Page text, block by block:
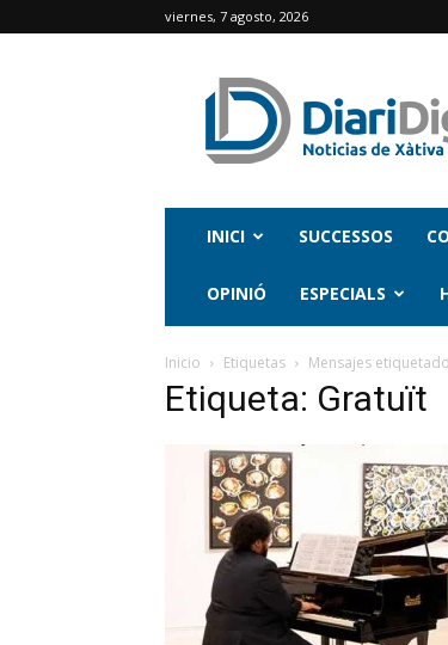
viernes, 7 agosto, 2026
INICI SUCCESSOS
OPINIÓ ESPECIALS
Inicio Etiquetas Mensajes
Etiqueta: Gratuït